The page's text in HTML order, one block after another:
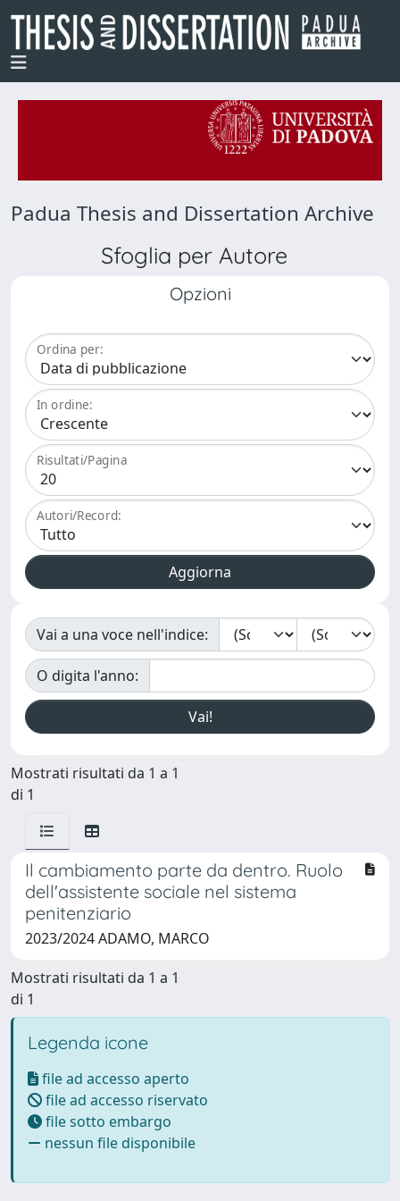
Padua Thesis and Dissertation Archive
Sfoglia per Autore
Opzioni
Ordina per:
In ordine:
Risultati/Pagina
Autori/Record:
Vai a una voce nell'indice:
O digita l'anno:
Mostrati risultati da 1 a 1
di 1
Il cambiamento parte da dentro. Ruolo
dell'assistente sociale nel sistema
penitenziario
2023/2024 ADAMO, MARCO
Mostrati risultati da 1 a 1
di 1
Legenda icone
file ad accesso aperto
file ad accesso riservato
file sotto embargo
nessun file disponibile